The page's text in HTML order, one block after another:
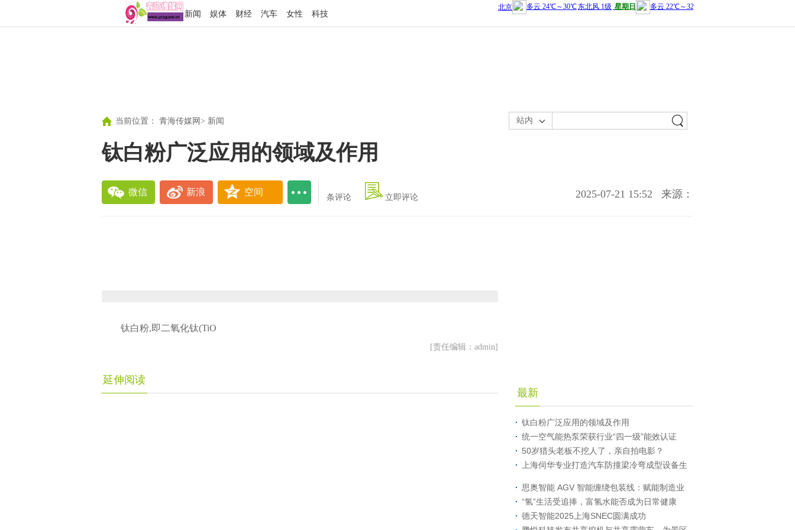
新闻 娱体 财经 汽车 女性 科技
当前位置： 青海传媒网 > 新闻 站内
钛白粉广泛应用的领域及作用
微信 新浪 空间
条评论 立即评论 2025-07-21 15:52 来源：
钛白粉,即二氧化钛(TiO
[责任编辑：admin]
延伸阅读
最新
钛白粉广泛应用的领域及作用
统一空气能热泵荣获行业“四一级”能效认证
50岁猎头老板不挖人了，亲自拍电影？
上海伺华专业打造汽车防撞梁冷弯成型设备生
思奥智能 AGV 智能缠绕包装线：赋能制造业
“氢”生活受追捧，富氢水能否成为日常健康
德天智能2025上海SNEC圆满成功